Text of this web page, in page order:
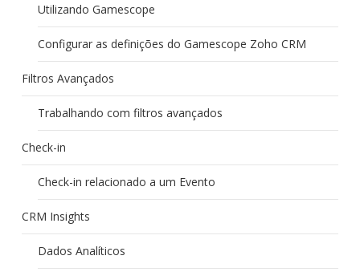
Utilizando Gamescope
Configurar as definições do Gamescope Zoho CRM
Filtros Avançados
Trabalhando com filtros avançados
Check-in
Check-in relacionado a um Evento
CRM Insights
Dados Analíticos